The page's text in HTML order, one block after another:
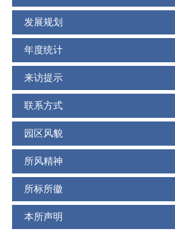
发展规划
年度统计
来访提示
联系方式
园区风貌
所风精神
所标所徽
本所声明